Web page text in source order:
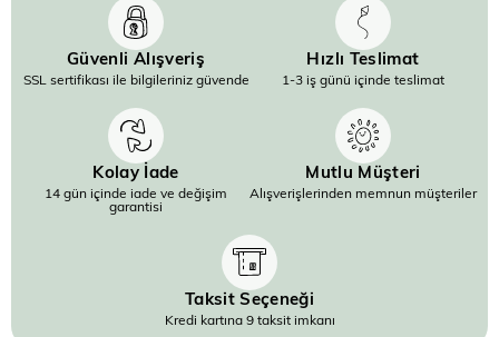
Güvenli Alışveriş
SSL sertifikası ile bilgileriniz güvende
Hızlı Teslimat
1-3 iş günü içinde teslimat
Kolay İade
14 gün içinde iade ve değişim
garantisi
Mutlu Müşteri
Alışverişlerinden memnun müşteriler
Taksit Seçeneği
Kredi kartına 9 taksit imkanı